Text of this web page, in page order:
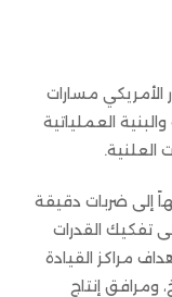
مسارات
العملياتية
العلنية.
إلى ضربات دقيقة
تفكيك القدرات
مراكز القيادة
ومرافق إنتاج